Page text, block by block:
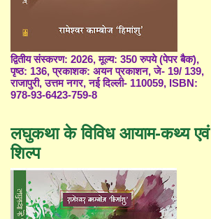
द्वितीय संस्करण: 2026, मूल्य: 350 रुपये (पेपर बैक),
पृष्ठ: 136, प्रकाशक: अयन प्रकाशन, जे- 19/ 139,
राजापुरी, उत्तम नगर, नई दिल्ली- 110059, ISBN:
978-93-6423-759-8
लघुकथा के विविध आयाम-कथ्य एवं
शिल्प